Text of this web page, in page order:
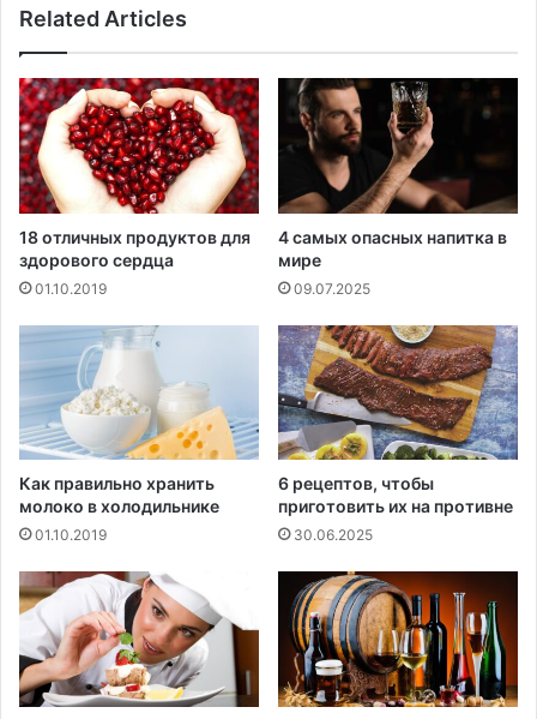
Related Articles
18 отличных продуктов для
здорового сердца
01.10.2019
4 самых опасных напитка в
мире
09.07.2025
Как правильно хранить
молоко в холодильнике
01.10.2019
6 рецептов, чтобы
приготовить их на противне
30.06.2025